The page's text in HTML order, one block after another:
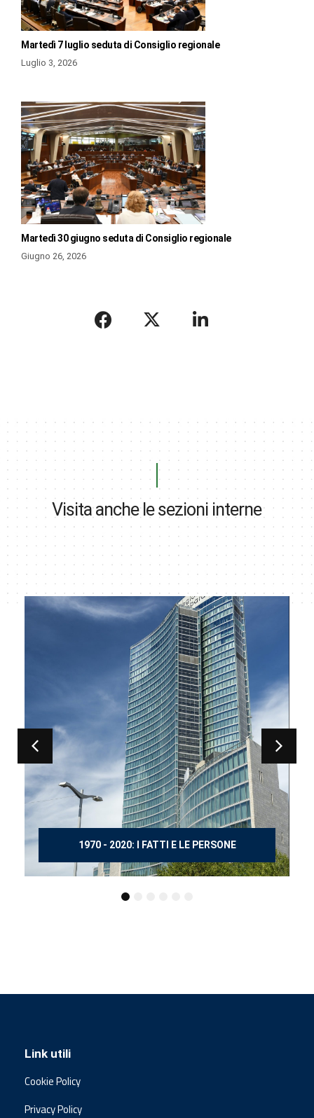
Martedì 7 luglio seduta di Consiglio regionale
Luglio 3, 2026
Martedì 30 giugno seduta di Consiglio regionale
Giugno 26, 2026
Visita anche le sezioni interne
150 ANNI DOPO MANZONI
Link utili
Cookie Policy
Privacy Policy